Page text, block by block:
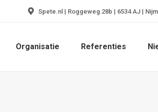
Spete.nl | Roggeweg 28b | 6534 AJ |
Organisatie Referenties